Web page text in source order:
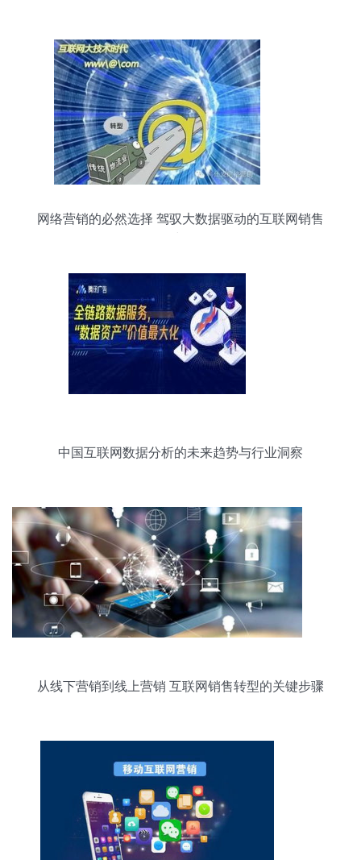
网络营销的必然选择 驾驭大数据驱动的互联网销售
中国互联网数据分析的未来趋势与行业洞察
从线下营销到线上营销 互联网销售转型的关键步骤